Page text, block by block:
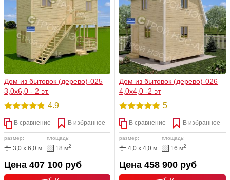
современными экологичными
материалами. Полностью
утепленный вариант. Мы рады
радовать и баловать Вас!
микроклимат создается благодаря
полезным свойствам натуральной
древесины.
Дом из бытовок (дерево)-025
3,0х6,0 - 2 эт.
4.9
В сравнение В избранное
размер:
3,0 x 6,0 м
площадь:
18 м2
Цена 407 100 руб
Дом из бытовок (дерево)-026
4,0х4,0 -2 эт
5
В сравнение В избранное
размер:
4,0 x 4,0 м
площадь:
16 м2
Цена 458 900 руб